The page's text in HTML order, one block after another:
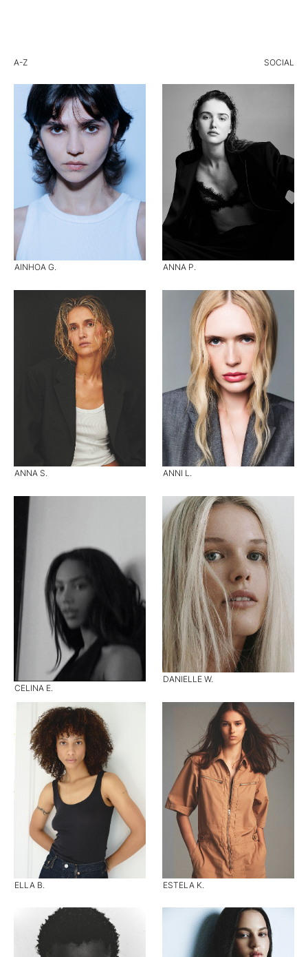
A-Z SOCIAL
AINHOA G. ANNA P.
ANNA S. ANNI L.
CELINA E.
DANIELLE W.
ELLA B. ESTELA K.